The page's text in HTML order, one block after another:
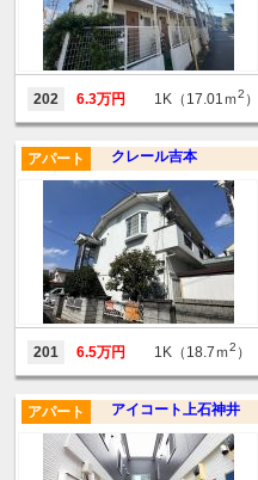
202 6.3万円 1K（17.01ｍ2 ）
クレール吉本
アパート
201 6.5万円 1K（18.7ｍ2 ）
アイコート上石神井
アパート